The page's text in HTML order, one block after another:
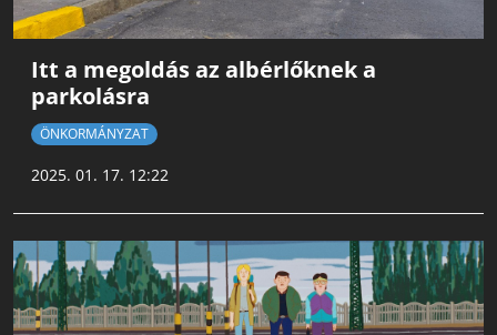
Itt a megoldás az albérlőknek a
parkolásra
ÖNKORMÁNYZAT
2025. 01. 17. 12:22